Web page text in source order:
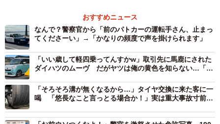
おすすめニュース
なんで？警察官から「前のパトカーの運転手さん、止まっ
てくださーい」→「かなりの頻度で声を掛けられます」
「いい歳して軽四乗ってんすかw」取引先に馬鹿にされた
ダイハツのムーヴ だがヤツは俺の黄色を知らない…「ギ
「そろそろ溝が無くなるから…」タイヤ交換に来た客に一
喝 「悠長なこと言っとる場合か！」実は重大事故寸前